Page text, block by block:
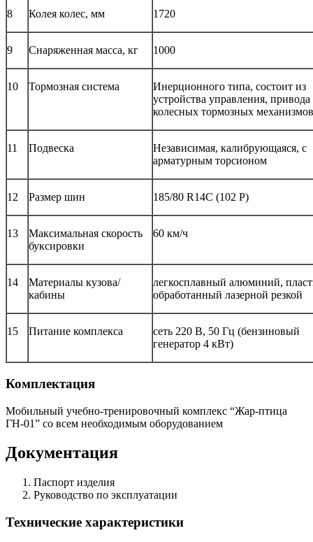
8 Колея колес, мм 1720
9 Снаряженная масса, кг 1000
10 Тормозная система
Инерционного типа, состоит из
устройства управления, привода
колесных тормозных механизмов
11 Подвеска
Независимая, калибрующаяся, с
арматурным торсионом
12 Размер шин 185/80 R14С (102 Р)
13
Максимальная скорость
буксировки
60 км/ч
14
Материалы кузова/
кабины
легкосплавный алюминий,
обработанный лазерной резкой
15 Питание комплекса
сеть 220 В, 50 Гц (бензиновый
генератор 4 кВт)
Комплектация
Мобильный учебно-тренировочный комплекс “Жар-птица
ГН-01” со всем необходимым оборудованием
Документация
Паспорт изделия
Руководство по эксплуатации
Технические характеристики